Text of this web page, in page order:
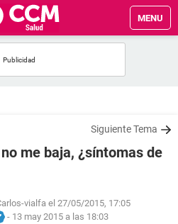
MENU
Siguiente Tema
me baja, ¿síntomas de
vialfa el 27/05/2015, 17:05
- 13 may 2015 a las 18:03